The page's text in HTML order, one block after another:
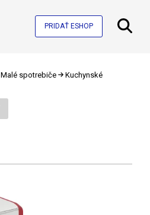
PRIDAŤ ESHOP
Malé spotrebiče
Kuchynské